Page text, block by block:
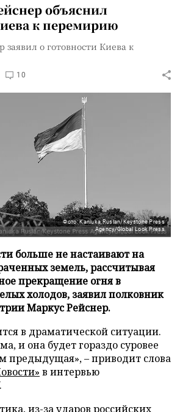
объяснил
к перемирию
заявил о готовности Киева к
10
Фото: Kaniuka Ruslan/Keystone Press
Agency/Global Look Press
больше не настаивают на
земель, рассчитывая
прекращение огня в
холодов, заявил полковник
Маркус Рейснер.
в драматической ситуации.
и она будет гораздо суровее
предыдущая», – приводит слова
в интервью
.
из-за ударов российских